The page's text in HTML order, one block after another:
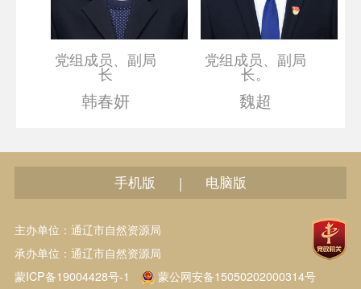
党组成员、副局
长
韩春妍
党组成员、副局
长。
魏超
手机版 | 电脑版
主办单位：通辽市自然资源局
承办单位：通辽市自然资源局
蒙ICP备19004428号-1
蒙公网安备15050202000314号